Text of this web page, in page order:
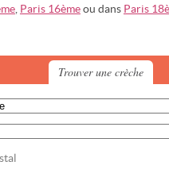
, Paris 16èmeou dans Paris
Trouver une crèche